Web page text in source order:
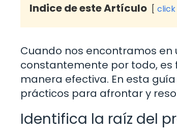
Indice de este Artículo
Cuando nos encontramos
constantemente por todo,
manera efectiva. En esta
prácticos para afrontar y
Identifica la raíz del